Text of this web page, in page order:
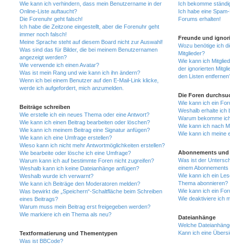
Wie kann ich verhindern, dass mein Benutzername in der
Online-Liste auftaucht?
Die Forenuhr geht falsch!
Ich habe die Zeitzone eingestellt, aber die Forenuhr geht
immer noch falsch!
Meine Sprache steht auf diesem Board nicht zur Auswahl!
Was sind das für Bilder, die bei meinem Benutzernamen
angezeigt werden?
Wie verwende ich einen Avatar?
Was ist mein Rang und wie kann ich ihn ändern?
Wenn ich bei einem Benutzer auf den E-Mail-Link klicke,
werde ich aufgefordert, mich anzumelden.
Beiträge schreiben
Wie erstelle ich ein neues Thema oder eine Antwort?
Wie kann ich einen Beitrag bearbeiten oder löschen?
Wie kann ich meinem Beitrag eine Signatur anfügen?
Wie kann ich eine Umfrage erstellen?
Wieso kann ich nicht mehr Antwortmöglichkeiten erstellen?
Wie bearbeite oder lösche ich eine Umfrage?
Warum kann ich auf bestimmte Foren nicht zugreifen?
Weshalb kann ich keine Dateianhänge anfügen?
Weshalb wurde ich verwarnt?
Wie kann ich Beiträge den Moderatoren melden?
Was bewirkt die „Speichern“-Schaltfläche beim Schreiben
eines Beitrags?
Warum muss mein Beitrag erst freigegeben werden?
Wie markiere ich ein Thema als neu?
Textformatierung und Thementypen
Was ist BBCode?
Ich bekomme
Ich habe eine
Forums erhalten!
Freunde und
Wozu benötige ich
Mitglieder?
Wie kann ich
der ignorierten
den Listen
Die Foren
Wie kann ich ein
Weshalb erhalte ich
Warum bekomme
Wie kann ich nach
Wie kann ich meine
Abonnements und
Was ist der
einem
Wie kann ich ein
Thema abonnieren?
Wie kann ich ein
Wie deaktiviere ich
Dateianhänge
Welche
Kann ich eine